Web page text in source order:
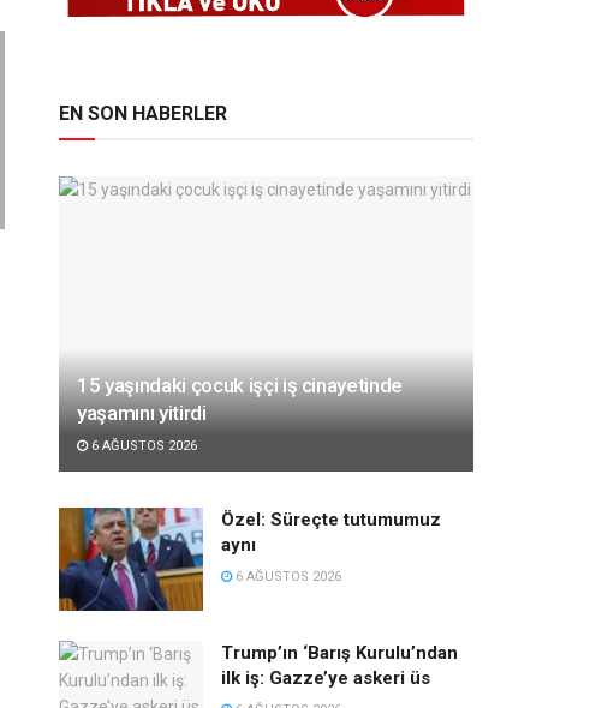
EN SON HABERLER
15 yaşındaki çocuk işçi iş cinayetinde
yaşamını yitirdi
6 AĞUSTOS 2026
Özel: Süreçte tutumumuz
aynı
6 AĞUSTOS 2026
Trump’ın ‘Barış Kurulu’ndan
ilk iş: Gazze’ye askeri üs